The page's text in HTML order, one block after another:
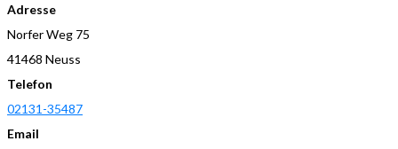
Adresse
Norfer Weg 75
41468 Neuss
Telefon
02131-35487
Email